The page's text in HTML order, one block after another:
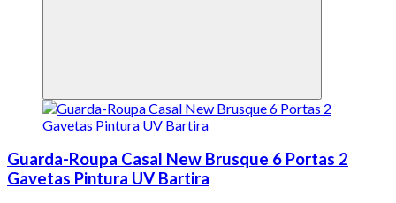
Guarda-Roupa Casal New Brusque 6 Portas 2
Gavetas Pintura UV Bartira